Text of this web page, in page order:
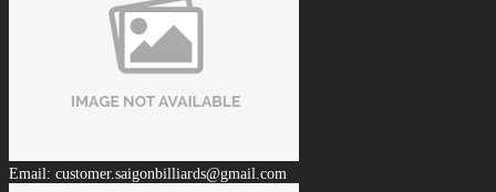
Email: customer.saigonbilliards@gmail.com